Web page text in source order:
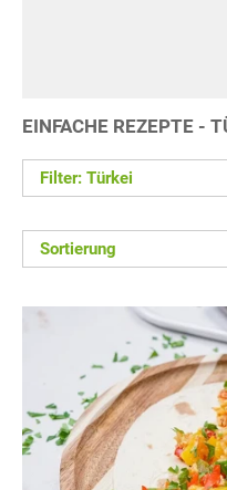
EINFACHE REZEPTE -
Filter: Türkei
Sortierung